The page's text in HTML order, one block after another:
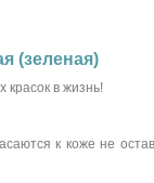
(зеленая)
в жизнь!
к коже не